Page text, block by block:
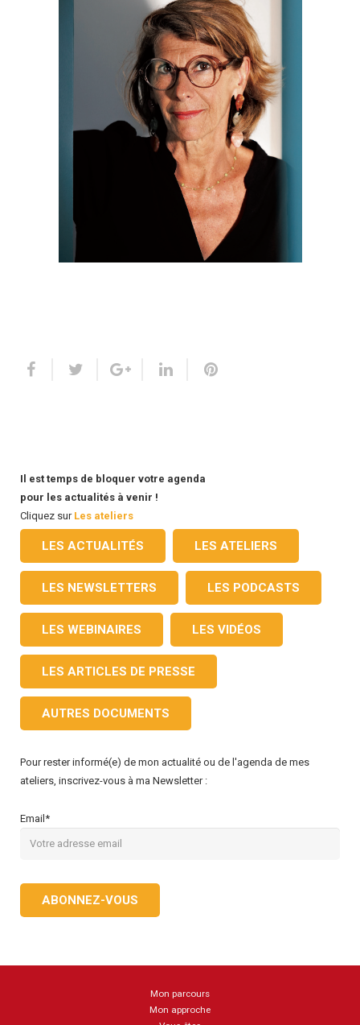
Il est temps de bloquer votre agenda
pour les actualités à venir !
Cliquez sur Les ateliers
LES ACTUALITÉS LES ATELIERS
LES NEWSLETTERS LES PODCASTS
LES WEBINAIRES LES VIDÉOS
LES ARTICLES DE PRESSE
AUTRES DOCUMENTS
Pour rester informé(e) de mon actualité ou de l'agenda de mes
ateliers, inscrivez-vous à ma Newsletter :
Email*
Mon parcours
Mon approche